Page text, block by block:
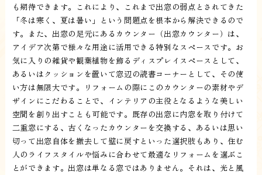
も期待できます。これにより、これまで出窓の弱点とされてきた
「冬は寒く、夏は暑い」という問題点を根本から解決できるので
す。また、出窓の足元にあるカウンター（出窓カウンター）は、
アイデア次第で様々な用途に活用できる特別なスペースです。お
気に入りの雑貨や観葉植物を飾るディスプレイスペースとして、
あるいはクッションを置いて窓辺の読書コーナーとして、その使
い方は無限大です。リフォームの際にこのカウンターの素材やデ
ザインにこだわることで、インテリアの主役となるような美しい
空間を創り出すことも可能です。既存の出窓に内窓を取り付けて
二重窓にする、古くなったカウンターを交換する、あるいは思い
切って出窓自体を撤去して壁に戻すといった選択肢もあり、住む
人のライフスタイルや悩みに合わせて最適なリフォームを選ぶこ
とができます。出窓は単なる窓ではありません。それは、光と風